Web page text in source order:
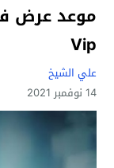
موعد عرض
Vip
علي الشيخ
14 نوفمبر 2021